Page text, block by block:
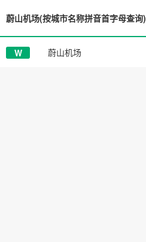
蔚山机场(按城市名称拼音首字母查询)
W 蔚山机场